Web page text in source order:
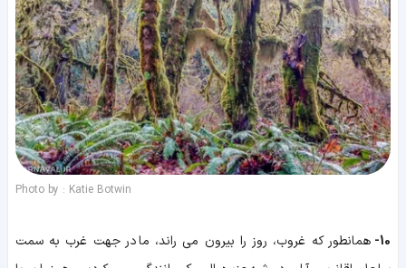
Photo by : Katie Botwin
10- همانطور که غروب، روز را بیرون می راند، ما در جهت غرب به سمت